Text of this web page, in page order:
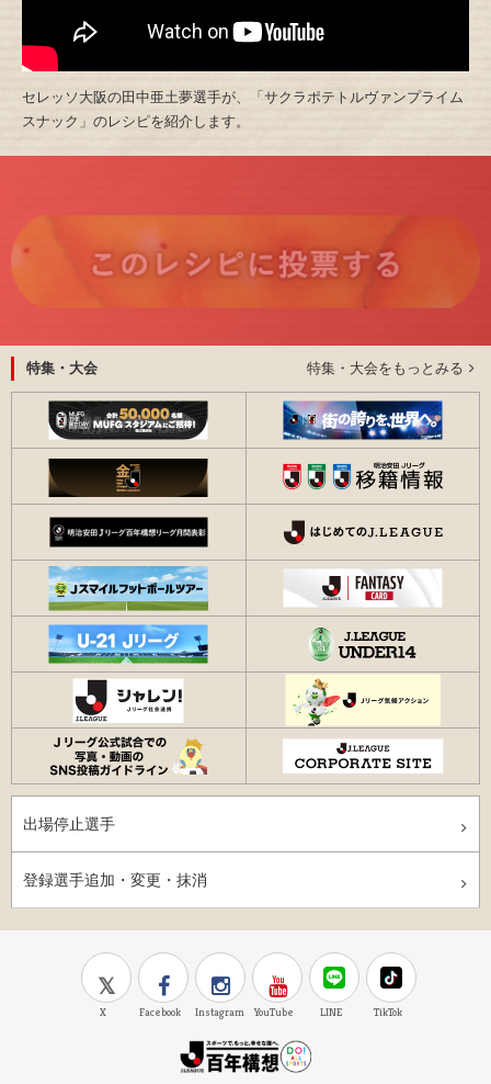
セレッソ大阪の田中亜土夢選手が、「サクラポテトルヴァンプライム
スナック」のレシピを紹介します。
特集・大会 特集・大会をもっとみる
出場停止選手
登録選手追加・変更・抹消
X Facebook Instagram YouTube LINE TikTok